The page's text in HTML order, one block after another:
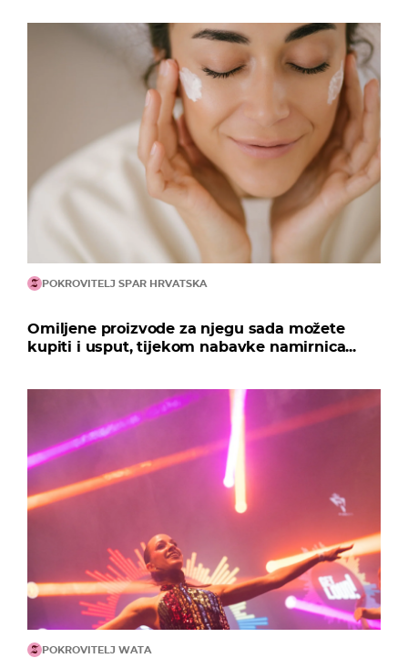
POKROVITELJ SPAR HRVATSKA
Omiljene proizvode za njegu sada možete
kupiti i usput, tijekom nabavke namirnica...
POKROVITELJ WATA